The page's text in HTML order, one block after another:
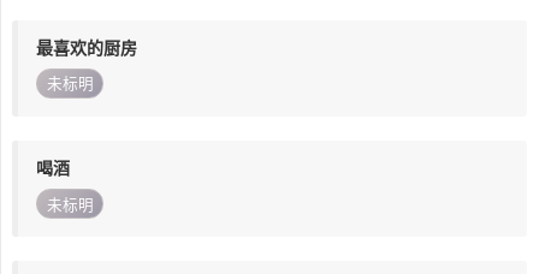
最喜欢的厨房
未标明
喝酒
未标明